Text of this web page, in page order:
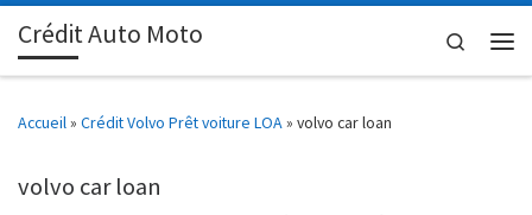
Passer au contenu
Crédit Auto Moto
Search
Accueil» Crédit Volvo Prêt voiture LOA» volvo car loan
volvo car loan